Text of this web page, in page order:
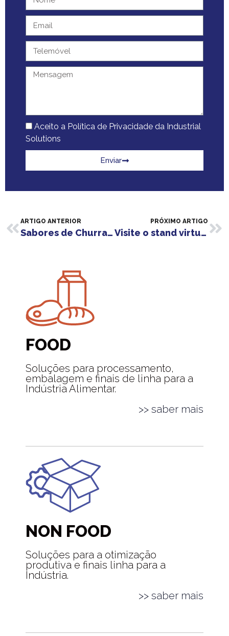
Aceito a Política de Privacidade da Industrial
Solutions
Enviar
ARTIGO ANTERIOR
Sabores de Churrasco com soluções ALCO
PRÓXIMO ARTIGO
Visite o stand virtual ALCO na IBA – CONNECTING EXPERTS
FOOD
Soluções para processamento,
embalagem e finais de linha para a
Indústria Alimentar.
>> saber mais
NON FOOD
Soluções para a otimização
produtiva e finais linha para a
Indústria.
>> saber mais